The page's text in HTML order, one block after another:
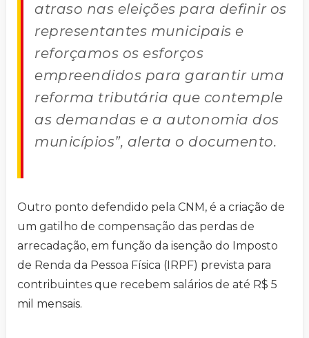
atraso nas eleições para definir os
representantes municipais e
reforçamos os esforços
empreendidos para garantir uma
reforma tributária que contemple
as demandas e a autonomia dos
municípios”, alerta o documento.
Outro ponto defendido pela CNM, é a criação de
um gatilho de compensação das perdas de
arrecadação, em função da isenção do Imposto
de Renda da Pessoa Física (IRPF) prevista para
contribuintes que recebem salários de até R$ 5
mil mensais.